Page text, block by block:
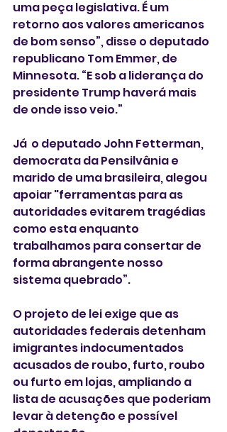
uma peça legislativa. É um
retorno aos valores americanos
de bom senso”, disse o deputado
republicano Tom Emmer, de
Minnesota. “E sob a liderança do
presidente Trump haverá mais
de onde isso veio.”
Já  o deputado John Fetterman,
democrata da Pensilvânia e
marido de uma brasileira, alegou
apoiar "ferramentas para as
autoridades evitarem tragédias
como esta enquanto
trabalhamos para consertar de
forma abrangente nosso
sistema quebrado”.
O projeto de lei exige que as
autoridades federais detenham
imigrantes indocumentados
acusados ​​de roubo, furto, roubo
ou furto em lojas, ampliando a
lista de acusações que poderiam
levar à detenção e possível